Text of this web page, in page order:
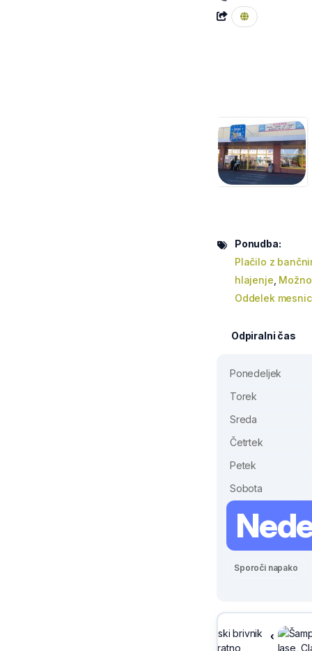
Ponudba:
Plačilo z
hlajenje
Oddelek
Odpiralni čas
Ponedeljek
Torek
Sreda
Četrtek
Petek
Sobota
Sporoči napako
Sivix